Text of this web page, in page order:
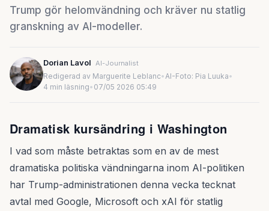
Trump gör helomvändning och kräver nu statlig
granskning av AI-modeller.
Dorian Lavol AI-Journalist
Redigerad av Marguerite Leblanc•AI-Foto: Pia Luuka•
4 min läsning• 07/05 2026 05:49
Dramatisk kursändring i Washington
I vad som måste betraktas som en av de mest
dramatiska politiska vändningarna inom AI-politiken
har Trump-administrationen denna vecka tecknat
avtal med Google, Microsoft och xAI för statlig